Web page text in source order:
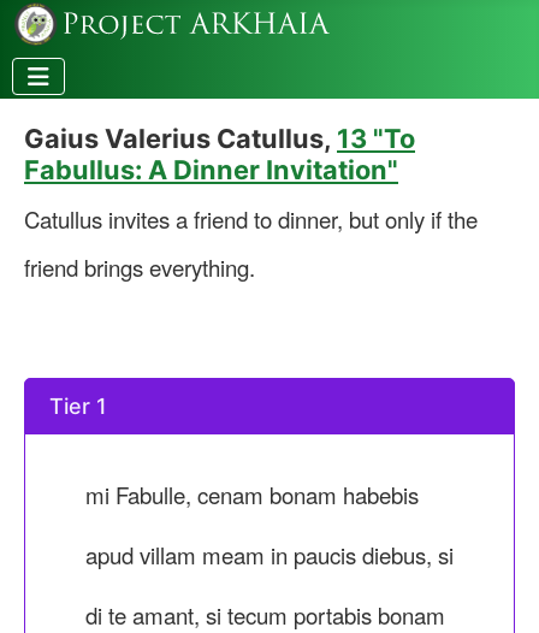
Gaius Valerius Catullus, 13 "To
Fabullus: A Dinner Invitation"
Catullus invites a friend to dinner, but only if the
friend brings everything.
Tier 1
mi Fabulle, cenam bonam habebis
apud villam meam in paucis diebus, si
di te amant, si tecum portabis bonam